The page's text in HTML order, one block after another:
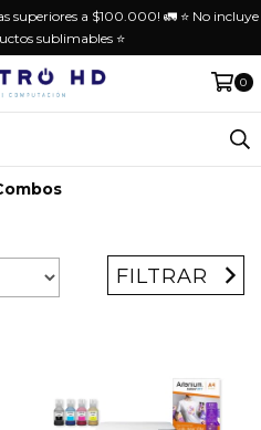
superiores a $100.000! 🚛 ⭐️ No incluye
sublimables ⭐️
0
FILTRAR